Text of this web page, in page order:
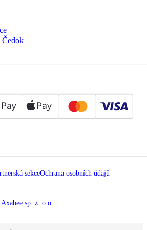
Čedok
sekceOchrana osobních údajů
Axabee sp. z. o.o.